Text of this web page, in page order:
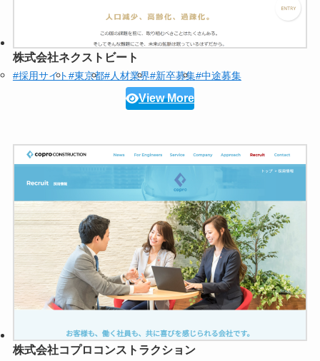
株式会社ネクストビート
#採用サイト#東京都#人材業界#新卒募集#中途募集
View More
株式会社コプロコンストラクション